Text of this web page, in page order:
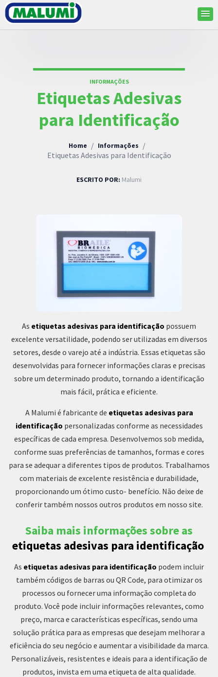
INFORMAÇÕES
Etiquetas Adesivas
para Identificação
Home / Informações /
Etiquetas Adesivas para Identificação
ESCRITO POR: Malumi
As etiquetas adesivas para identificação possuem
excelente versatilidade, podendo ser utilizadas em diversos
setores, desde o varejo até a indústria. Essas etiquetas são
desenvolvidas para fornecer informações claras e precisas
sobre um determinado produto, tornando a identificação
mais fácil, prática e eficiente.
A Malumi é fabricante de etiquetas adesivas para
identificação personalizadas conforme as necessidades
específicas de cada empresa. Desenvolvemos sob medida,
conforme suas preferências de tamanhos, formas e cores
para se adequar a diferentes tipos de produtos. Trabalhamos
com materiais de excelente resistência e durabilidade,
proporcionando um ótimo custo- benefício. Não deixe de
conferir também nossos outros produtos em nosso site.
Saiba mais informações sobre as
etiquetas adesivas para identificação
As etiquetas adesivas para identificação podem incluir
também códigos de barras ou QR Code, para otimizar os
processos ou fornecer uma informação completa do
produto. Você pode incluir informações relevantes, como
preço, marca e características específicas, sendo uma
solução prática para as empresas que desejam melhorar a
eficiência do seu negócio e aumentar a visibilidade da marca.
Personalizáveis, resistentes e ideais para a identificação de
produtos, invista em uma etiqueta de alta qualidade.